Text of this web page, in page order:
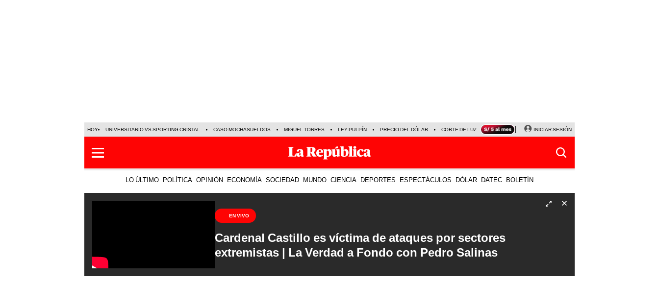
HOY UNIVERSITARIO VS SPORTING CRISTAL CASO MOCHASUELDOS MIGUEL TORRES LEY PULPÍN PRECIO DEL DÓLAR CORTE DE LUZ VIERNES 7 DE AGOSTO ALBERTO BENAVIDES
INICIAR SESIÓN
LO ÚLTIMO POLÍTICA OPINIÓN ECONOMÍA SOCIEDAD MUNDO CIENCIA DEPORTES ESPECTÁCULOS DÓLAR DATEC BOLETÍN
EN VIVO
Cardenal Castillo es víctima de ataques por sectores
extremistas | La Verdad a Fondo con Pedro Salinas